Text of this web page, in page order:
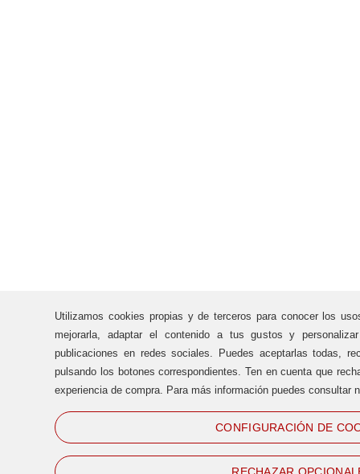
Utilizamos cookies propias y de terceros para conocer los
mejorarla, adaptar el contenido a tus gustos y
publicaciones en redes sociales. Puedes aceptarlas todas,
pulsando los botones correspondientes. Ten en cuenta que
experiencia de compra. Para más información puedes consultar
CONFIGURACIÓN DE